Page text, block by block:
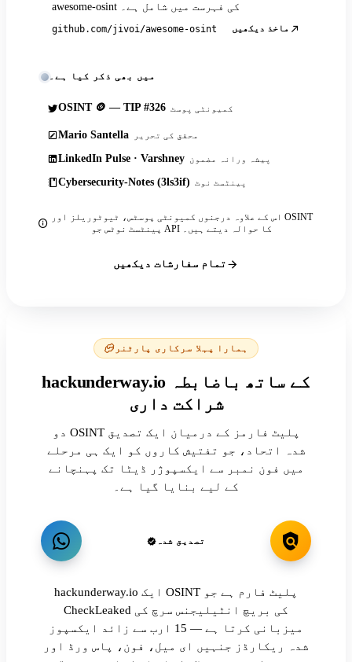
awesome-osint کی فہرست میں شامل ہے۔
github.com/jivoi/awesome-osint ماخذ دیکھیں
میں بھی ذکر کیا ہے۔
OSINT 🪙 — TIP #326 کمیونٹی پوسٹ
Mario Santella محقق کی تحریر
LinkedIn Pulse · Varshney پیشہ ورانہ مضمون
Cybersecurity-Notes (3ls3if) پینٹسٹ نوٹ
اس کے علاوہ درجنوں کمیونٹی پوسٹس، ٹیوٹوریلز اور OSINT
پینٹسٹ نوٹس جو API کا حوالہ دیتے ہیں۔
تمام سفارشات دیکھیں
ہمارا پہلا سرکاری پارٹنر
hackunderway.io کے ساتھ باضابطہ
شراکت داری
دو OSINT پلیٹ فارمز کے درمیان ایک تصدیق
شدہ اتحاد، جو تفتیش کاروں کو ایک ہی مرحلے
میں فون نمبر سے ایکسپوژر ڈیٹا تک پہنچانے
کے لیے بنایا گیا ہے۔
تصدیق شدہ
hackunderway.io ایک OSINT پلیٹ فارم ہے جو
CheckLeaked کی بریچ انٹیلیجنس سرچ کی
میزبانی کرتا ہے — 15 ارب سے زائد ایکسپوز
شدہ ریکارڈز جنہیں ای میل، فون، پاس ورڈ اور